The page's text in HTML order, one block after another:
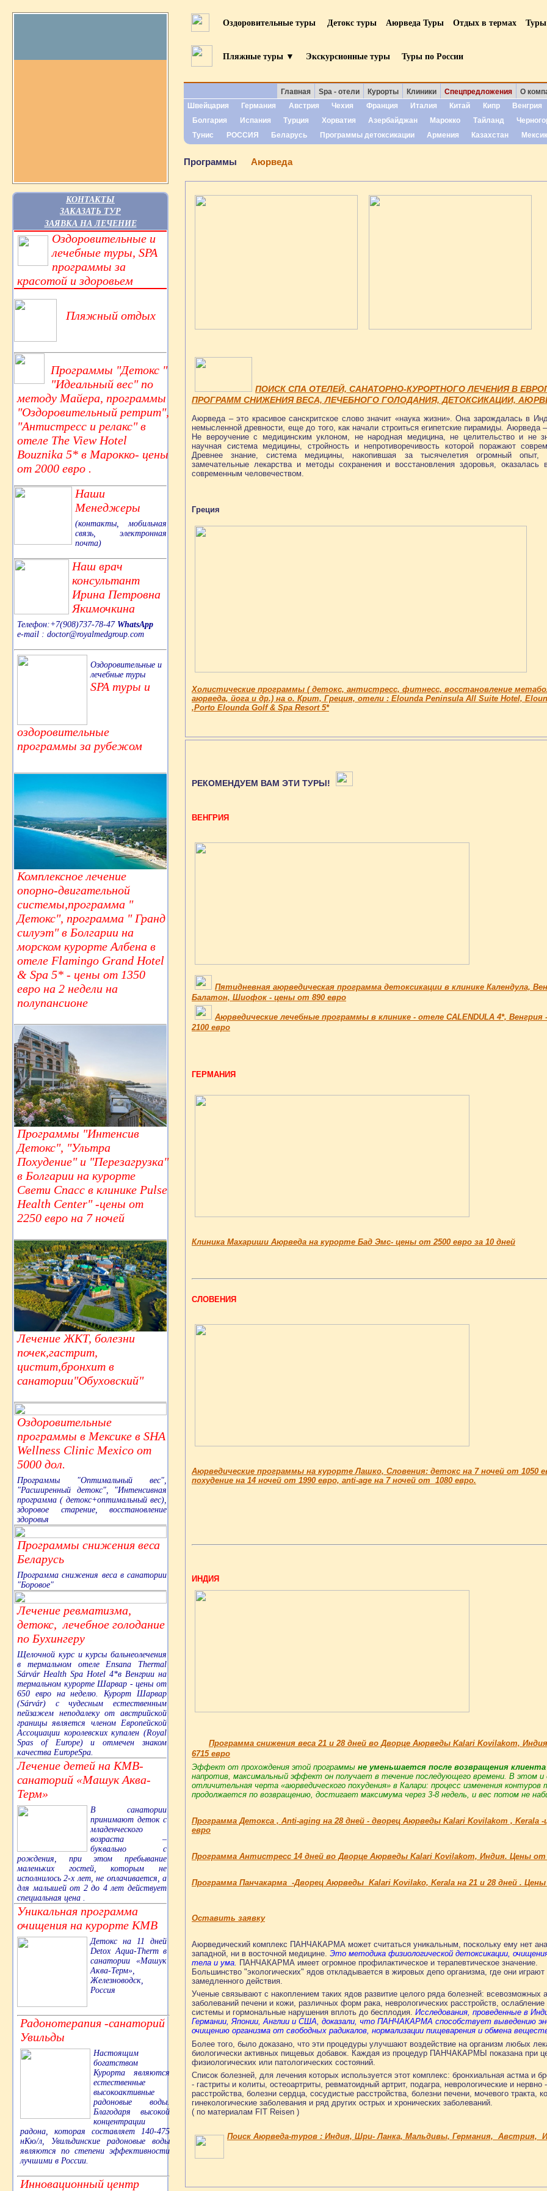
КОНТАКТЫ
ЗАКАЗАТЬ ТУР
ЗАЯВКА НА ЛЕЧЕНИЕ
Оздоровительные и
лечебные туры, SPA
программы за
красотой и здоровьем
Пляжный отдых
Программы "Детокс "
"Идеальный вес" по
методу Майера, программы
"Оздоровительный ретрит",
"Антистресс и релакс" в
отеле The View Hotel
Bouznika 5* в Марокко- цены
от 2000 евро .
Наши
Менеджеры
(контакты, мобильная
связь, электронная
почта)
Наш врач
консультант
Ирина Петровна
Якимочкина
Телефон:+7(908)737-78-47 WhatsApp
e-mail : doctor@royalmedgroup.com
Оздоровительные и
лечебные туры
SPA туры и
оздоровительные
программы за рубежом
Комплексное лечение
опорно-двигательной
системы,программа "
Детокс", программа " Гранд
силуэт" в Болгарии на
морском курорте Албена в
отеле Flamingo Grand Hotel
& Spa 5* - цены от 1350
евро на 2 недели на
полупансионе
Программы "Интенсив
Детокс", "Ультра
Похудение" и "Перезагрузка"
в Болгарии на курорте
Свети Спасс в клинике Pulse
Health Center" -цены от
2250 евро на 7 ночей
Лечение ЖКТ, болезни
почек,гастрит,
цистит,бронхит в
санатории"Обуховский"
Оздоровительные
программы в Мексике в SHA
Wellness Clinic Mexico от
5000 дол.
Программы "Оптимальный вес",
"Расширенный детокс", "Интенсивная
программа ( детокс+оптимальный вес),
здоровое старение, восстановление
здоровья
Программы снижения веса
Беларусь
Программа снижения веса в санатории
"Боровое"
Лечение ревматизма,
детокс, лечебное голодание
по Бухингеру
Щелочной курс и курсы бальнеолечения
в термальном отеле Ensana Thermal
Sárvár Health Spa Hotel 4*в Венгрии на
термальном курорте Шарвар - цены от
650 евро на неделю. Курорт Шарвар
(Sárvár) с чудесным естественным
пейзажем неподалеку от австрийской
границы является членом Европейской
Ассоциации королевских купален (Royal
Spas of Europe) и отмечен знаком
качества EuropeSpa.
Лечение детей на КМВ-
санаторий «Машук Аква-
Терм»
В санатории
принимают деток с
младенческого
возраста –
буквально с
рождения, при этом пребывание
маленьких гостей, которым не
исполнилось 2-х лет, не оплачивается, а
для малышей от 2 до 4 лет действует
специальная цена .
Уникальная программа
очищения на курорте КМВ
Детокс на 11 дней
Detox Aqua-Therm в
санатории «Машук
Аква-Терм»,
Железноводск,
Россия
Радонотерапия -санаторий
Увильды
Настоящим
богатством
Курорта являются
естественные
высокоактивные
радоновые воды.
Благодаря высокой
концентрации
радона, которая составляет 140-475
нКю/л, Увильдинские радоновые воды
являются по степени эффективности
лучшими в России.
Инновационный центр
Оздоровительные туры Детокс туры Аюрведа Туры Отдых в термах Туры
Пляжные туры ▼ Экскурсионные туры Туры по России
Главная Spa - отели Курорты Клиники Спецпредложения
О
Швейцария
Германия Австрия Чехия Франция Италия Китай Кипр
Венгрия
Болгария
Испания Турция Хорватия Азербайджан Марокко Тайланд
Тунис
РОССИЯ Беларусь Программы детоксикации Армения Казахстан
Программы Аюрведа
ПОИСК СПА ОТЕЛЕЙ, САНАТОРНО-КУРОРТНОГО ЛЕЧЕНИЯ В
ПРОГРАММ СНИЖЕНИЯ ВЕСА, ЛЕЧЕБНОГО ГОЛОДАНИЯ, ДЕТОКСИКАЦИИ,
Аюрведа – это красивое санскритское слово значит «наука жизни». Она зарождалась в
немысленной древности, еще до того, как начали строиться египетские пирамиды. Аюрведа
Не вероучение с медицинским уклоном, не народная медицина, не целительство и не
научная система медицины, стройность и непротиворечивость которой поражают
Древнее знание, система медицины, накопившая за тысячелетия огромный опыт,
замечательные лекарства и методы сохранения и восстановления здоровья, оказалась
современным человечеством.
Греция
Холистические программы ( детокс, антистресс, фитнесс, восстановление
аюрведа, йога и др.) на о. Крит, Греция, отели : Elounda Peninsula All Suite Hotel,
,Porto Elounda Golf & Spa Resort 5*
РЕКОМЕНДУЕМ ВАМ ЭТИ ТУРЫ!
ВЕНГРИЯ
Пятидневная аюрведическая программа детоксикации в клинике Календула,
Балатон, Шиофок - цены от 890 евро
Аюрведические лечебные программы в клинике - отеле CALENDULA 4*,
2100 евро
ГЕРМАНИЯ
Клиника Махариши Аюрведа на курорте Бад Эмс- цены от 2500 евро за 10 дней
СЛОВЕНИЯ
Аюрведические программы на курорте Лашко, Словения: детокс на 7 ночей от 1050
похудение на 14 ночей от 1990 евро, anti-age на 7 ночей от 1080 евро.
ИНДИЯ
Программа снижения веса 21 и 28 дней во Дворце Аюрведы Kalari Kovilakom,
6715 евро
Эффект от прохождения этой программы не уменьшается после возвращения
напротив, максимальный эффект он получает в течение последующего времени. В этом и
отличительная черта «аюрведического похудения» в Калари: процесс изменения контуров
продолжается по возвращению, достигает максимума через 3-8 недель, и вес потом не
Программа Детокса , Anti-aging на 28 дней - дворец Аюрведы Kalari Kovilakom , Kerala
евро
Программа Антистресс 14 дней во Дворце Аюрведы Kalari Kovilakom, Индия. Цены от
Программа Панчакарма -Дворец Аюрведы Kalari Kovilako, Kerala на 21 и 28 дней .
Оставить заявку
Аюрведический комплекс ПАНЧАКАРМА может считаться уникальным, поскольку ему нет
западной, ни в восточной медицине. Это методика физиологической детоксикации,
тела и ума. ПАНЧАКАРМА имеет огромное профилактическое и терапевтическое значение.
Большинство "экологических" ядов откладывается в жировых депо организма, где они
замедленного действия.
Ученые связывают с накоплением таких ядов развитие целого ряда болезней: всевозможных
заболеваний печени и кожи, различных форм рака, неврологических расстройств,
системы и гормональные нарушения вплоть до бесплодия. Исследования, проведенные в
Германии, Японии, Англии и США, доказали, что ПАНЧАКАРМА способствует выведению
очищению организма от свободных радикалов, нормализации пищеварения и обмена
Более того, было доказано, что эти процедуры улучшают воздействие на организм любых
биологически активных пищевых добавок. Каждая из процедур ПАНЧАКАРМЫ показана при
физиологических или патологических состояний.
Список болезней, для лечения которых используется этот комплекс: бронхиальная астма и
- гастриты и колиты, остеоартриты, ревматоидный артрит, подагра, неврологические и
расстройства, болезни сердца, сосудистые расстройства, болезни печени, мочевого тракта,
гинекологические заболевания и ряд других острых и хронических заболеваний.
( по материалам FIT Reisen )
Поиск Аюрведа-туров : Индия, Шри- Ланка, Мальдивы, Германия, Австрия,